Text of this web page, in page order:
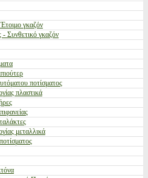
γκαζόν
Συνθετικό γκαζόν
ποτίσματος
πλαστικά
μεταλλικά